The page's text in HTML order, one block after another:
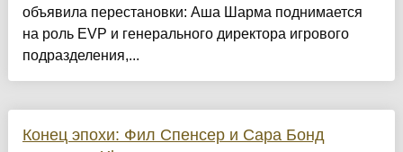
объявила перестановки: Аша Шарма поднимается
на роль EVP и генерального директора игрового
подразделения,...
Конец эпохи: Фил Спенсер и Сара Бонд